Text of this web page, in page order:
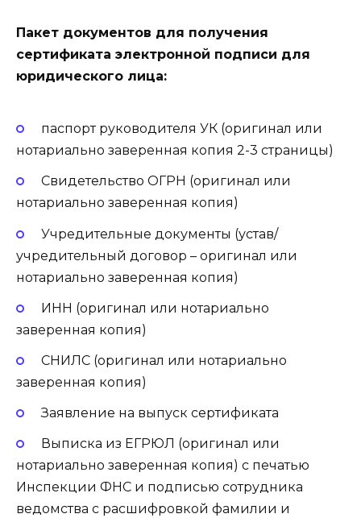
Пакет документов для получения
сертификата электронной подписи для
юридического лица:
паспорт руководителя УК (оригинал или
нотариально заверенная копия 2-3 страницы)
Свидетельство ОГРН (оригинал или
нотариально заверенная копия)
Учредительные документы (устав/
учредительный договор – оригинал или
нотариально заверенная копия)
ИНН (оригинал или нотариально
заверенная копия)
СНИЛС (оригинал или нотариально
заверенная копия)
Заявление на выпуск сертификата
Выписка из ЕГРЮЛ (оригинал или
нотариально заверенная копия) с печатью
Инспекции ФНС и подписью сотрудника
ведомства с расшифровкой фамилии и